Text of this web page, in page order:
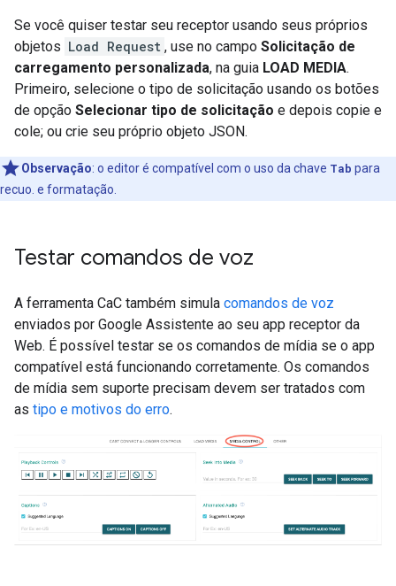
Se você quiser testar seu receptor usando seus próprios
objetos Load Request , use no campo Solicitação de
carregamento personalizada, na guia LOAD MEDIA.
Primeiro, selecione o tipo de solicitação usando os botões
de opção Selecionar tipo de solicitação e depois copie e
cole; ou crie seu próprio objeto JSON.
Observação: o editor é compatível com o uso da chave Tab para
recuo. e formatação.
Testar comandos de voz
A ferramenta CaC também simula comandos de voz
enviados por Google Assistente ao seu app receptor da
Web. É possível testar se os comandos de mídia se o app
compatível está funcionando corretamente. Os comandos
de mídia sem suporte precisam devem ser tratados com
as tipo e motivos do erro.